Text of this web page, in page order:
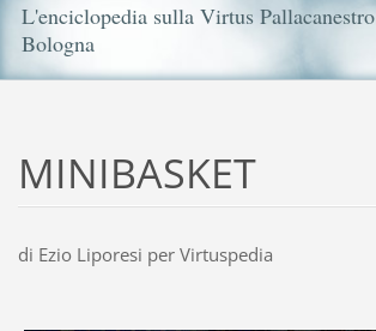
L'enciclopedia sulla Virtus Pallacanestro
Bologna
MINIBASKET
di Ezio Liporesi per Virtuspedia